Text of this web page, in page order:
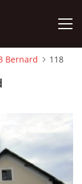
Bernard 118